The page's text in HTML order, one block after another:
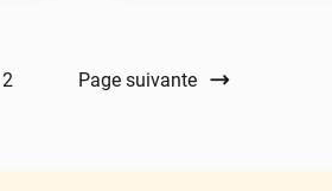
2 Page suivante